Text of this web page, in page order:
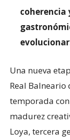
coherencia
Una nueva
Real Balneario
temporada
madurez
Loya, tercera